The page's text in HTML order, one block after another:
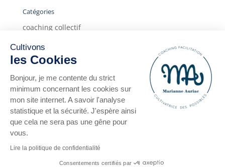
Catégories
coaching collectif
coaching individuel
deux ans
Infos
témoignages
témoignages clients
© COPYRIGHT - MARIANNE AURIAC -MENTIONS LÉGALES-
Cultivons
les Cookies
Bonjour, je me contente du strict
minimum concernant les cookies sur
mon site internet. A savoir l'analyse
statistique et la sécurité. J'espère ainsi
que cela ne sera pas une gêne pour
vous.
Lire la politique de confidentialité
Consentements certifiés par